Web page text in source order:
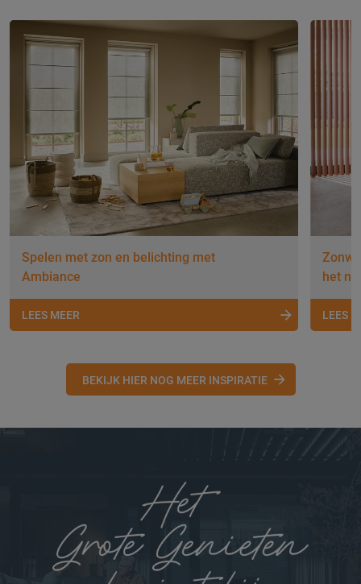
Spelen met zon en belichting met
Ambiance
LEES MEER
het
LEES
BEKIJK HIER NOG MEER INSPIRATIE